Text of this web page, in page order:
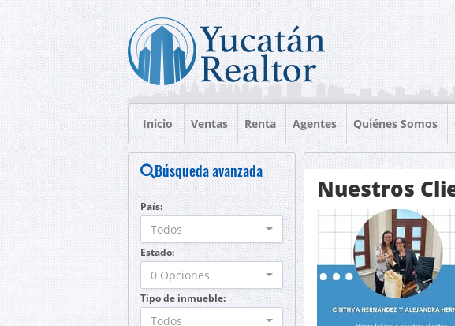
Inicio Ventas Renta Agentes Quiénes Somos
Búsqueda avanzada
País:
Todos
Estado:
0 Opciones
Tipo de inmueble:
Todos
Nuestros